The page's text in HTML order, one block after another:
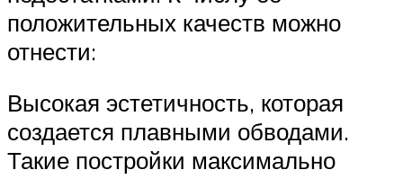
положительных качеств можно
отнести:
Высокая эстетичность, которая
создается плавными обводами.
Такие постройки максимально